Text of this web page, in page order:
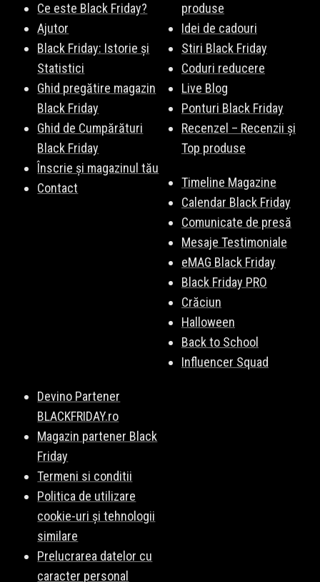
Ce este Black Friday?
Ajutor
Black Friday: Istorie și
Statistici
Ghid pregătire magazin
Black Friday
Ghid de Cumpărături
Black Friday
Înscrie și magazinul tău
Contact
produse
Idei de cadouri
Stiri Black Friday
Coduri reducere
Live Blog
Ponturi Black Friday
Recenzel – Recenzii și
Top produse
Timeline Magazine
Calendar Black Friday
Comunicate de presă
Mesaje Testimoniale
eMAG Black Friday
Black Friday PRO
Crăciun
Halloween
Back to School
Influencer Squad
Devino Partener
BLACKFRIDAY.ro
Magazin partener Black
Friday
Termeni si conditii
Politica de utilizare
cookie-uri și tehnologii
similare
Prelucrarea datelor cu
caracter personal